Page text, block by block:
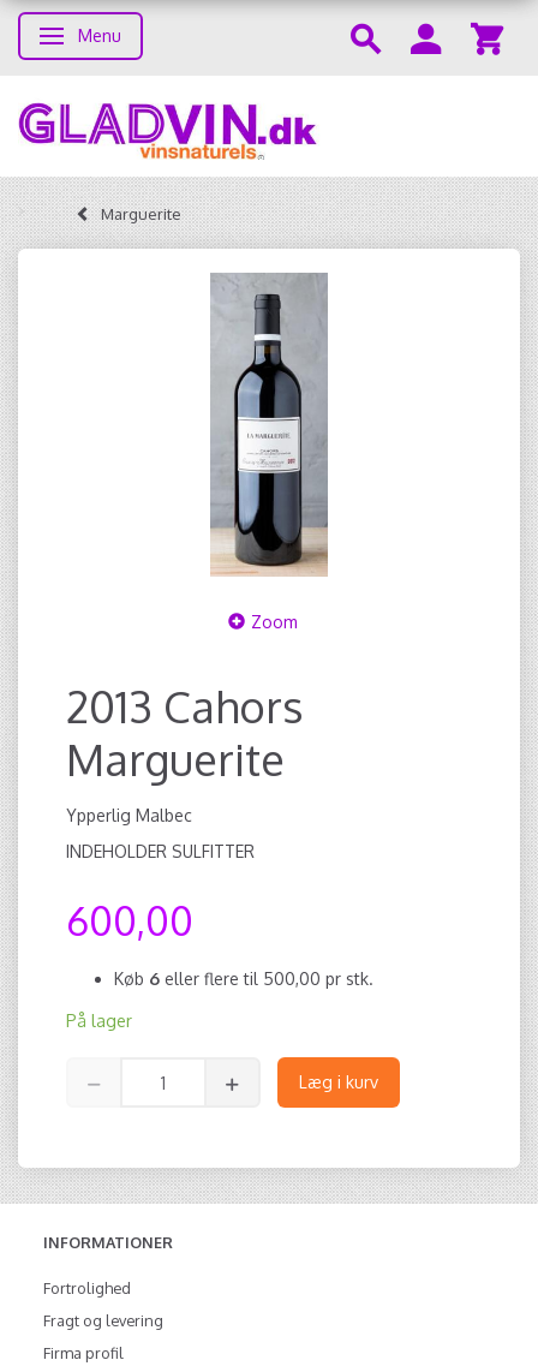
Skifte navigation
Menu
Marguerite
Zoom
2013 Cahors
Marguerite
Ypperlig Malbec
INDEHOLDER SULFITTER
600,00
Køb 6 eller flere til 500,00 pr stk.
På lager
Læg i kurv
INFORMATIONER
Fortrolighed
Fragt og levering
Firma profil